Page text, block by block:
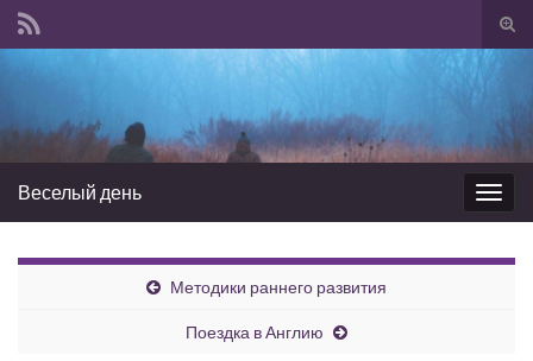
Веселый день
Методики раннего развития
Поездка в Англию